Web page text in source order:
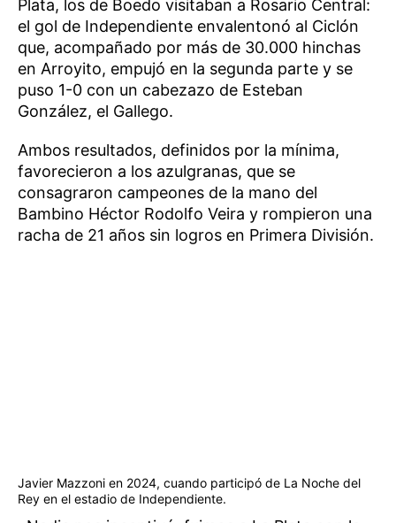
Plata, los de Boedo visitaban a Rosario Central:
el gol de Independiente envalentonó al Ciclón
que, acompañado por más de 30.000 hinchas
en Arroyito, empujó en la segunda parte y se
puso 1-0 con un cabezazo de Esteban
González, el Gallego.
Ambos resultados, definidos por la mínima,
favorecieron a los azulgranas, que se
consagraron campeones de la mano del
Bambino Héctor Rodolfo Veira y rompieron una
racha de 21 años sin logros en Primera División.
Javier Mazzoni en 2024, cuando participó de La Noche del
Rey en el estadio de Independiente.